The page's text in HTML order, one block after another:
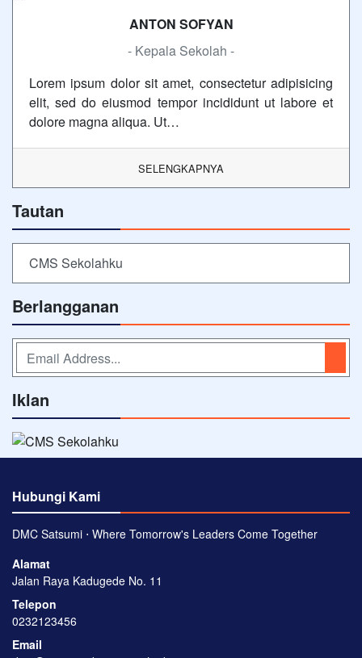
ANTON SOFYAN
- Kepala Sekolah -
Lorem ipsum dolor sit amet, consectetur adipisicing
elit, sed do eiusmod tempor incididunt ut labore et
dolore magna aliqua. Ut…
SELENGKAPNYA
Tautan
CMS Sekolahku
Berlangganan
Iklan
Hubungi Kami
DMC Satsumi ⋅ Where Tomorrow's Leaders Come Together
Alamat
Jalan Raya Kadugede No. 11
Telepon
0232123456
Email